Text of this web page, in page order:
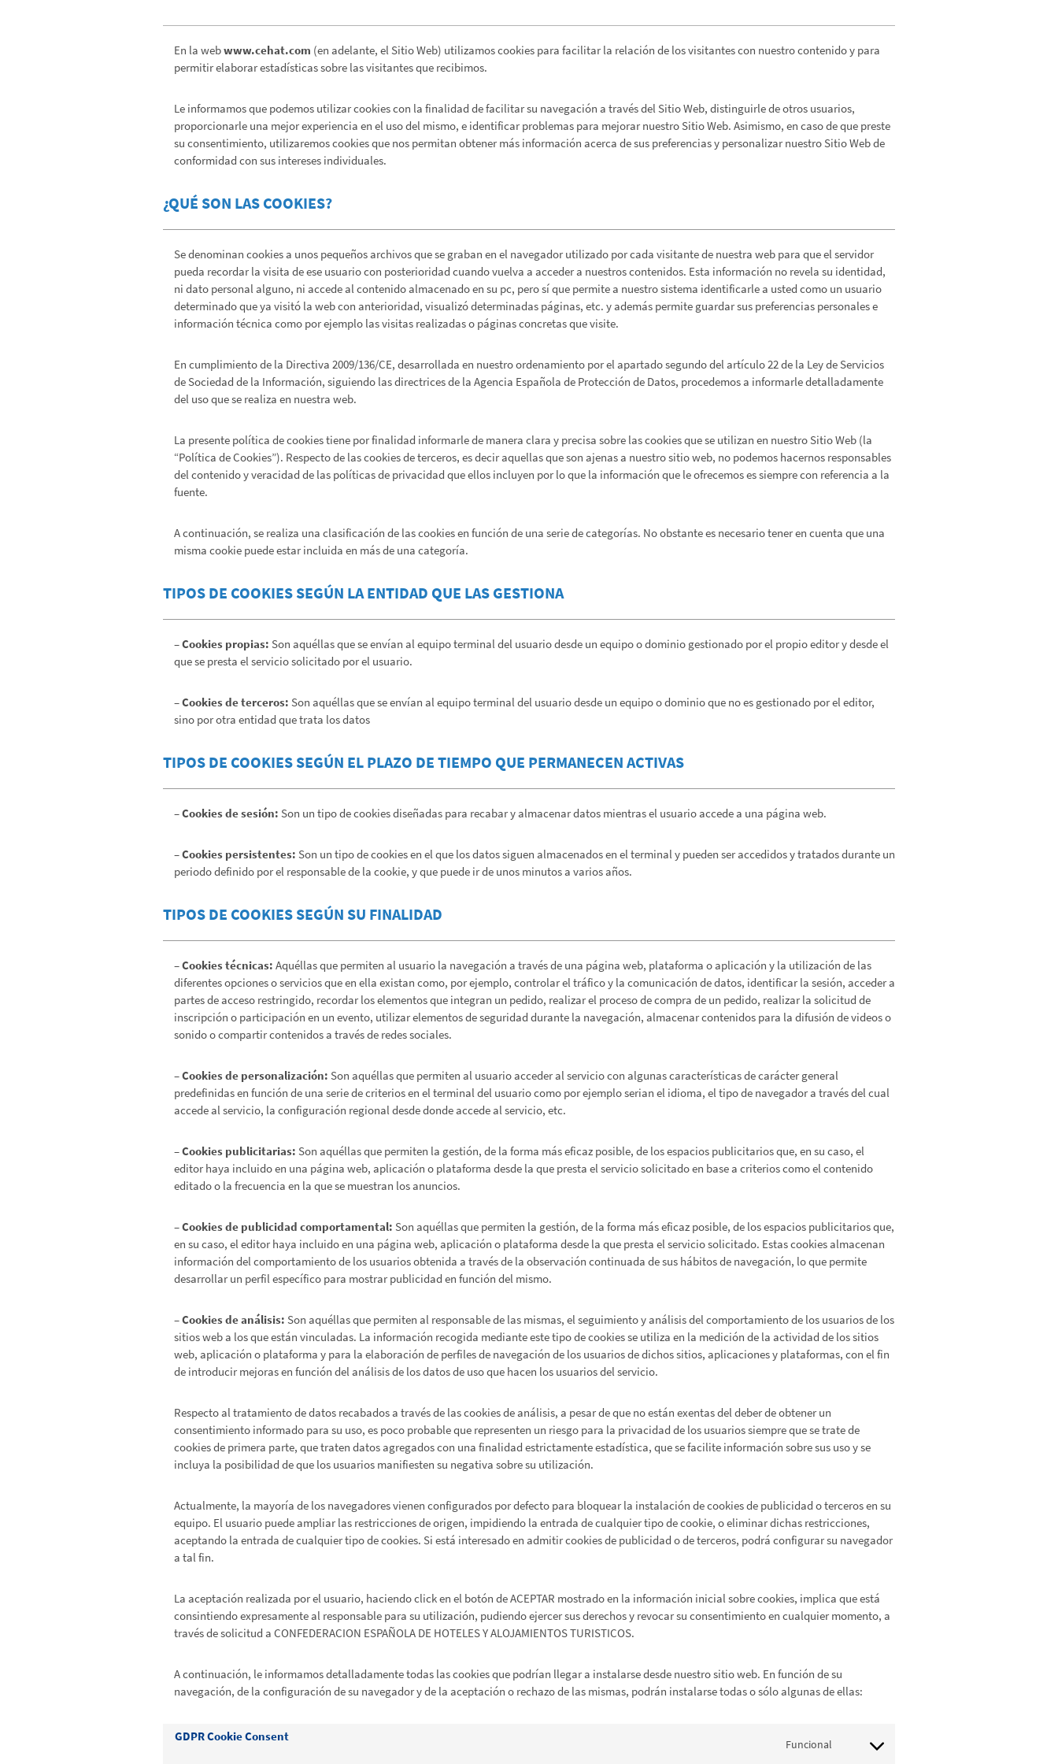
En la webwww.cehat.com (en adelante, el Sitio Web) utilizamos cookies para facilitar la relación de los visitantes con nuestro contenido y para
permitir elaborar estadísticas sobre las visitantes que recibimos.
Le informamos que podemos utilizar cookies con la finalidad de facilitar su navegación a través del Sitio Web, distinguirle de otros usuarios,
proporcionarle una mejor experiencia en el uso del mismo, e identificar problemas para mejorar nuestro Sitio Web. Asimismo, en caso de que preste
su consentimiento, utilizaremos cookies que nos permitan obtener más información acerca de sus preferencias y personalizar nuestro Sitio Web de
conformidad con sus intereses individuales.
¿QUÉ SON LAS COOKIES?
Se denominan cookies a unos pequeños archivos que se graban en el navegador utilizado por cada visitante de nuestra web para que el servidor
pueda recordar la visita de ese usuario con posterioridad cuando vuelva a acceder a nuestros contenidos. Esta información no revela su identidad,
ni dato personal alguno, ni accede al contenido almacenado en su pc, pero sí que permite a nuestro sistema identificarle a usted como un usuario
determinado que ya visitó la web con anterioridad, visualizó determinadas páginas, etc. y además permite guardar sus preferencias personales e
información técnica como por ejemplo las visitas realizadas o páginas concretas que visite.
En cumplimiento de la Directiva 2009/136/CE, desarrollada en nuestro ordenamiento por el apartado segundo del artículo 22 de la Ley de Servicios
de Sociedad de la Información, siguiendo las directrices de la Agencia Española de Protección de Datos, procedemos a informarle detalladamente
del uso que se realiza en nuestra web.
La presente política de cookies tiene por finalidad informarle de manera clara y precisa sobre las cookies que se utilizan en nuestro Sitio Web (la
“Política de Cookies”). Respecto de las cookies de terceros, es decir aquellas que son ajenas a nuestro sitio web, no podemos hacernos responsables
del contenido y veracidad de las políticas de privacidad que ellos incluyen por lo que la información que le ofrecemos es siempre con referencia a la
fuente.
A continuación, se realiza una clasificación de las cookies en función de una serie de categorías. No obstante es necesario tener en cuenta que una
misma cookie puede estar incluida en más de una categoría.
TIPOS DE COOKIES SEGÚN LA ENTIDAD QUE LAS GESTIONA
– Cookies propias: Son aquéllas que se envían al equipo terminal del usuario desde un equipo o dominio gestionado por el propio editor y desde el
que se presta el servicio solicitado por el usuario.
– Cookies de terceros: Son aquéllas que se envían al equipo terminal del usuario desde un equipo o dominio que no es gestionado por el editor,
sino por otra entidad que trata los datos
TIPOS DE COOKIES SEGÚN EL PLAZO DE TIEMPO QUE PERMANECEN ACTIVAS
– Cookies de sesión: Son un tipo de cookies diseñadas para recabar y almacenar datos mientras el usuario accede a una página web.
– Cookies persistentes: Son un tipo de cookies en el que los datos siguen almacenados en el terminal y pueden ser accedidos y tratados durante un
periodo definido por el responsable de la cookie, y que puede ir de unos minutos a varios años.
TIPOS DE COOKIES SEGÚN SU FINALIDAD
– Cookies técnicas: Aquéllas que permiten al usuario la navegación a través de una página web, plataforma o aplicación y la utilización de las
diferentes opciones o servicios que en ella existan como, por ejemplo, controlar el tráfico y la comunicación de datos, identificar la sesión, acceder a
partes de acceso restringido, recordar los elementos que integran un pedido, realizar el proceso de compra de un pedido, realizar la solicitud de
inscripción o participación en un evento, utilizar elementos de seguridad durante la navegación, almacenar contenidos para la difusión de videos o
sonido o compartir contenidos a través de redes sociales.
– Cookies de personalización: Son aquéllas que permiten al usuario acceder al servicio con algunas características de carácter general
predefinidas en función de una serie de criterios en el terminal del usuario como por ejemplo serian el idioma, el tipo de navegador a través del cual
accede al servicio, la configuración regional desde donde accede al servicio, etc.
– Cookies publicitarias: Son aquéllas que permiten la gestión, de la forma más eficaz posible, de los espacios publicitarios que, en su caso, el
editor haya incluido en una página web, aplicación o plataforma desde la que presta el servicio solicitado en base a criterios como el contenido
editado o la frecuencia en la que se muestran los anuncios.
– Cookies de publicidad comportamental: Son aquéllas que permiten la gestión, de la forma más eficaz posible, de los espacios publicitarios que,
en su caso, el editor haya incluido en una página web, aplicación o plataforma desde la que presta el servicio solicitado. Estas cookies almacenan
información del comportamiento de los usuarios obtenida a través de la observación continuada de sus hábitos de navegación, lo que permite
desarrollar un perfil específico para mostrar publicidad en función del mismo.
– Cookies de análisis: Son aquéllas que permiten al responsable de las mismas, el seguimiento y análisis del comportamiento de los usuarios de los
sitios web a los que están vinculadas. La información recogida mediante este tipo de cookies se utiliza en la medición de la actividad de los sitios
web, aplicación o plataforma y para la elaboración de perfiles de navegación de los usuarios de dichos sitios, aplicaciones y plataformas, con el fin
de introducir mejoras en función del análisis de los datos de uso que hacen los usuarios del servicio.
Respecto al tratamiento de datos recabados a través de las cookies de análisis, a pesar de que no están exentas del deber de obtener un
consentimiento informado para su uso, es poco probable que representen un riesgo para la privacidad de los usuarios siempre que se trate de
cookies de primera parte, que traten datos agregados con una finalidad estrictamente estadística, que se facilite información sobre sus uso y se
incluya la posibilidad de que los usuarios manifiesten su negativa sobre su utilización.
Actualmente, la mayoría de los navegadores vienen configurados por defecto para bloquear la instalación de cookies de publicidad o terceros en su
equipo. El usuario puede ampliar las restricciones de origen, impidiendo la entrada de cualquier tipo de cookie, o eliminar dichas restricciones,
aceptando la entrada de cualquier tipo de cookies. Si está interesado en admitir cookies de publicidad o de terceros, podrá configurar su navegador
a tal fin.
La aceptación realizada por el usuario, haciendo click en el botón de ACEPTAR mostrado en la información inicial sobre cookies, implica que está
consintiendo expresamente al responsable para su utilización, pudiendo ejercer sus derechos y revocar su consentimiento en cualquier momento, a
través de solicitud a CONFEDERACION ESPAÑOLA DE HOTELES Y ALOJAMIENTOS TURISTICOS.
A continuación, le informamos detalladamente todas las cookies que podrían llegar a instalarse desde nuestro sitio web. En función de su
navegación, de la configuración de su navegador y de la aceptación o rechazo de las mismas, podrán instalarse todas o sólo algunas de ellas:
GDPR Cookie Consent
Funcional
Consent